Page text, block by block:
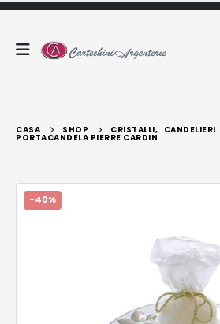
CASA SHOP CRISTALLI, CANDELIERI
PORTACANDELA PIERRE CARDIN
-40%